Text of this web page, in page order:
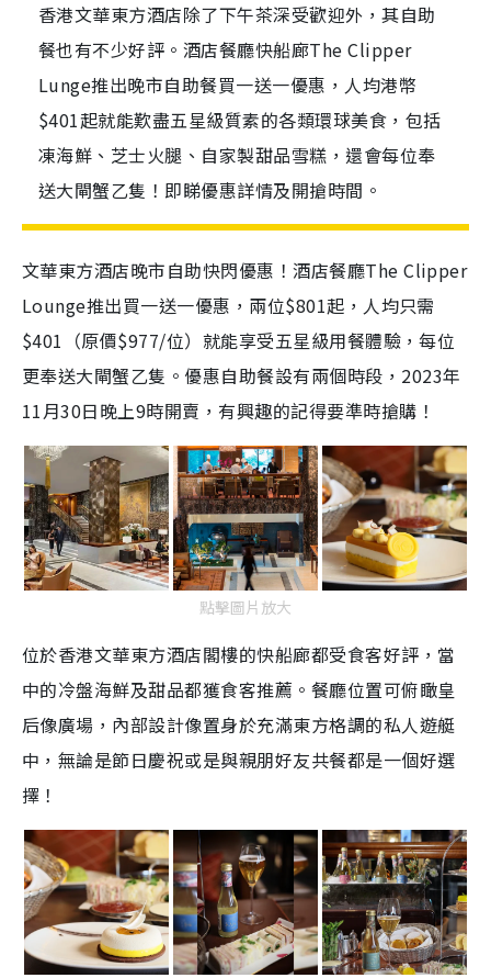
香港文華東方酒店除了下午茶深受歡迎外，其自助
餐也有不少好評。酒店餐廳快船廊The Clipper
Lunge推出晚市自助餐買一送一優惠，人均港幣
$401起就能歎盡五星級質素的各類環球美食，包括
凍海鮮、芝士火腿、自家製甜品雪糕，還會每位奉
送大閘蟹乙隻！即睇優惠詳情及開搶時間。
文華東方酒店晚市自助快閃優惠！酒店餐廳The Clipper
Lounge推出買一送一優惠，兩位$801起，人均只需
$401（原價$977/位）就能享受五星級用餐體驗，每位
更奉送大閘蟹乙隻。優惠自助餐設有兩個時段，2023年
11月30日晚上9時開賣，有興趣的記得要準時搶購！
點擊圖片放大
位於香港文華東方酒店閣樓的快船廊都受食客好評，當
中的冷盤海鮮及甜品都獲食客推薦。餐廳位置可俯瞰皇
后像廣場，內部設計像置身於充滿東方格調的私人遊艇
中，無論是節日慶祝或是與親朋好友共餐都是一個好選
擇！